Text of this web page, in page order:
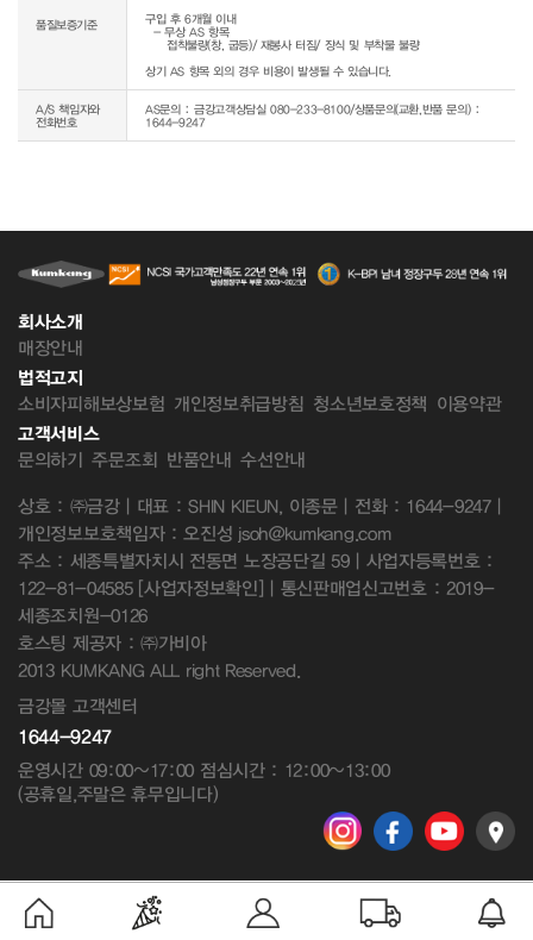
품질보증기준
구입 후 6개월 이내
  - 무상 AS 항목
상기 AS 항목 외의 경우 비용이 발생될 수 있습니다.
A/S 책임자와
전화번호
AS문의 : 금강고객상담실 080-233-8100/상품문의(교환,반품 문의) :
1644-9247
회사소개
매장안내
법적고지
소비자피해보상보험 개인정보취급방침 청소년보호정책 이용약관
고객서비스
문의하기 주문조회 반품안내 수선안내
상호 : ㈜금강 | 대표 : SHIN KIEUN, 이종문 | 전화 : 1644-9247 |
개인정보보호책임자 : 오진성 jsoh@kumkang.com
주소 : 세종특별자치시 전동면 노장공단길 59 | 사업자등록번호 :
122-81-04585 [사업자정보확인] | 통신판매업신고번호 : 2019-
세종조치원-0126
호스팅 제공자 : ㈜가비아
2013 KUMKANG ALL right Reserved.
금강몰 고객센터
1644-9247
운영시간 09:00~17:00 점심시간 : 12:00~13:00
(공휴일,주말은 휴무입니다)